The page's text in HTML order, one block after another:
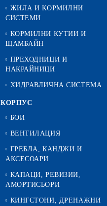
ЖИЛА И КОРМИЛНИ
СИСТЕМИ
КОРМИЛНИ КУТИИ И
ЩАМБАЙН
ПРЕХОДНИЦИ И
НАКРАЙНИЦИ
ХИДРАВЛИЧНА СИСТЕМА
КОРПУС
БОИ
ВЕНТИЛАЦИЯ
ГРЕБЛА, КАНДЖИ И
АКСЕСОАРИ
КАПАЦИ, РЕВИЗИИ,
АМОРТИСЬОРИ
КИНГСТОНИ, ДРЕНАЖНИ